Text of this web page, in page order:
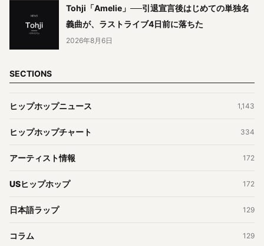
Tohji「Amelie」──引退宣言後はじめての単独名
義曲が、ラストライブ4日前に落ちた
2026年8月6日
SECTIONS
ヒップホップニュース 1,143
ヒップホップチャート 334
アーティスト情報 172
USヒップホップ 172
日本語ラップ 129
コラム 129